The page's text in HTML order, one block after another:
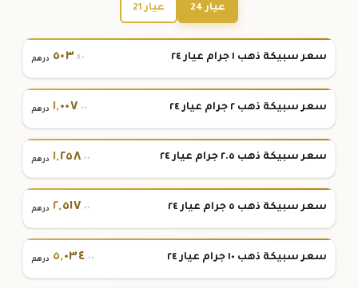
عيار 24 عيار 21
سعر سبيكة ذهب ١ جرام عيار ٢٤ ٥٠٣.٤٠ درهم
سعر سبيكة ذهب ٢ جرام عيار ٢٤ ١,٠٠٧.٠٠ درهم
سعر سبيكة ذهب ٢.٥ جرام عيار ٢٤ ١,٢٥٨.٠٠ درهم
سعر سبيكة ذهب ٥ جرام عيار ٢٤ ٢,٥١٧.٠٠ درهم
سعر سبيكة ذهب ١٠ جرام عيار ٢٤ ٥,٠٣٤.٠٠ درهم